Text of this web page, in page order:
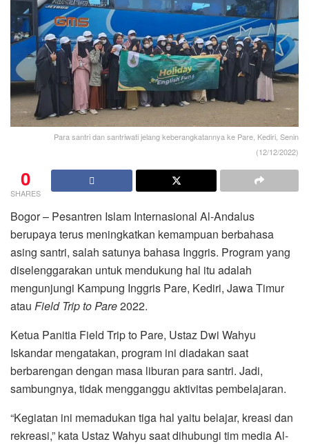
Para santri dan santriwati jelang keberangkatannya ke Pare, Kediri, Senin
(12/12/2022)
0
SHARES
Bogor – Pesantren Islam Internasional Al-Andalus
berupaya terus meningkatkan kemampuan berbahasa
asing santri, salah satunya bahasa Inggris. Program yang
diselenggarakan untuk mendukung hal itu adalah
mengunjungi Kampung Inggris Pare, Kediri, Jawa Timur
atau Field Trip to Pare2022.
Ketua Panitia Field Trip to Pare, Ustaz Dwi Wahyu
Iskandar mengatakan, program ini diadakan saat
berbarengan dengan masa liburan para santri. Jadi,
sambungnya, tidak mengganggu aktivitas pembelajaran.
“Kegiatan ini memadukan tiga hal yaitu belajar, kreasi dan
rekreasi,” kata Ustaz Wahyu saat dihubungi tim media Al-